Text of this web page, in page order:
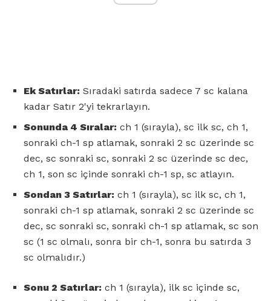
Ek Satırlar: Sıradaki satırda sadece 7 sc kalana
kadar Satır 2'yi tekrarlayın.
Sonunda 4 Sıralar: ch 1 (sırayla), sc ilk sc, ch 1,
sonraki ch-1 sp atlamak, sonraki 2 sc üzerinde sc
dec, sc sonraki sc, sonraki 2 sc üzerinde sc dec,
ch 1, son sc içinde sonraki ch-1 sp, sc atlayın.
Sondan 3 Satırlar: ch 1 (sırayla), sc ilk sc, ch 1,
sonraki ch-1 sp atlamak, sonraki 2 sc üzerinde sc
dec, sc sonraki sc, sonraki ch-1 sp atlamak, sc son
sc (1 sc olmalı, sonra bir ch-1, sonra bu satırda 3
sc olmalıdır.)
Sonu 2 Satırlar: ch 1 (sırayla), ilk sc içinde sc,